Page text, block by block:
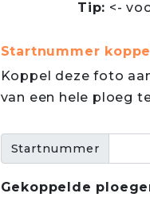
Tip: <-
Startnummer
Koppel deze foto
van een hele ploeg
Startnummer
Gekoppelde